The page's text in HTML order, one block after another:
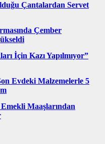
Çantalardan Servet
Çember
İçin Kazı Yapılmıyor”
Evdeki Malzemelerle 5
Maaşlarından